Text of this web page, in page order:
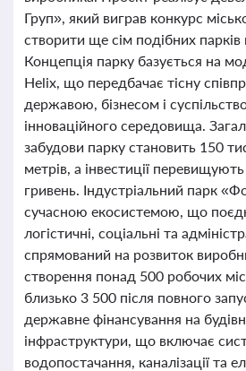
Груп», який виграв конкурс
створити ще сім подібних парків
Концепція парку базується на
Helix, що передбачає тісну
державою, бізнесом і
інноваційного середовища.
забудови парку становить 150
метрів, а інвестиції
гривень. Індустріальний парк
сучасною екосистемою, що
логістичні, соціальні та
спрямований на розвиток
створення понад 500 робочих
близько 3 500 після повного
державне фінансування на
інфраструктури, що включає
водопостачання, каналізації та